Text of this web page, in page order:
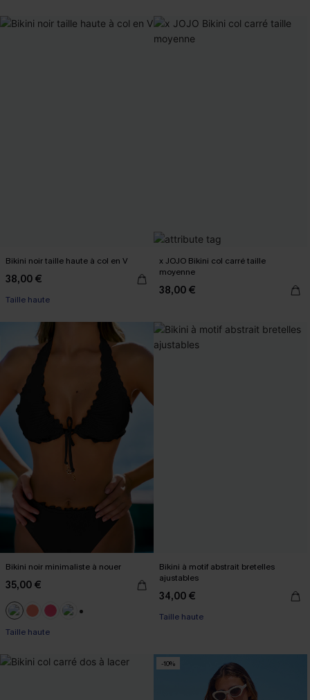
Bikini noir taille haute à col en V
38,00 €
Taille haute
x JOJO Bikini col carré taille
moyenne
38,00 €
Bikini noir minimaliste à nouer
35,00 €
Taille haute
Bikini à motif abstrait bretelles
ajustables
34,00 €
Taille haute
-10%